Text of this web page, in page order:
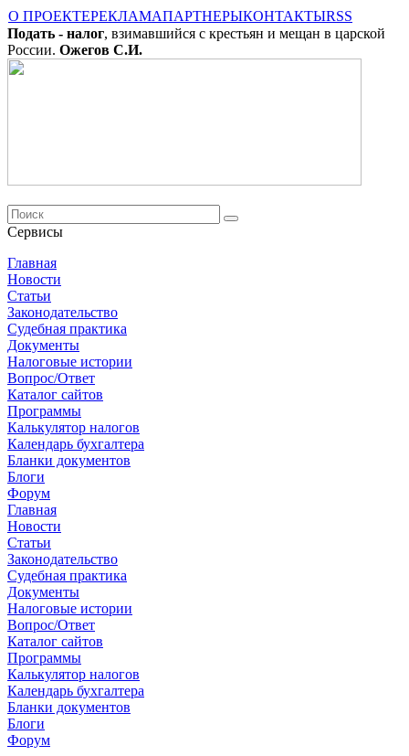
О ПРОЕКТЕРЕКЛАМАПАРТНЕРЫКОНТАКТЫRSS
Подать - налог, взимавшийся с крестьян и мещан в царской
России. Ожегов С.И.
Сервисы
Главная
Новости
Cтатьи
Законодательство
Судебная практика
Документы
Налоговые истории
Вопрос/Ответ
Каталог сайтов
Программы
Калькулятор налогов
Календарь бухгалтера
Бланки документов
Блоги
Форум
Главная
Новости
Cтатьи
Законодательство
Судебная практика
Документы
Налоговые истории
Вопрос/Ответ
Каталог сайтов
Программы
Калькулятор налогов
Календарь бухгалтера
Бланки документов
Блоги
Форум